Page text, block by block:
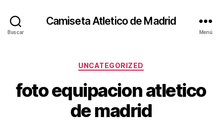
Buscar
Camiseta Atletico de Madrid
Menú
Categorías
UNCATEGORIZED
foto equipacion atletico
de madrid